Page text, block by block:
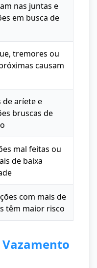
nas juntas e
em busca de
tremores ou
causam
de aríete e
bruscas de
mal feitas ou
de baixa
com mais de
têm maior risco